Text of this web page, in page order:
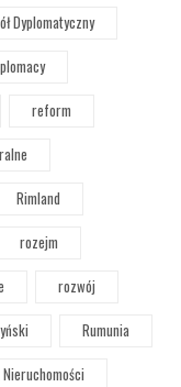
Dyplomatyczny
reform
Rimland
rozejm
rozwój
Rumunia
Nieruchomości